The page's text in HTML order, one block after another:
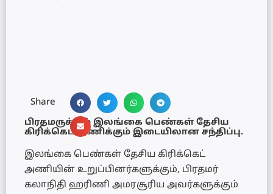
Share
பிரதமருக்கும் இலங்கை பெண்கள் தேசிய
கிரிக்கெட் அணிக்கும் இடையிலான சந்திப்பு.
இலங்கை பெண்கள் தேசிய கிரிக்கெட்
அணியின் உறுப்பினர்களுக்கும், பிரதமர்
கலாநிதி ஹரிணி அமரசூரிய அவர்களுக்கும்